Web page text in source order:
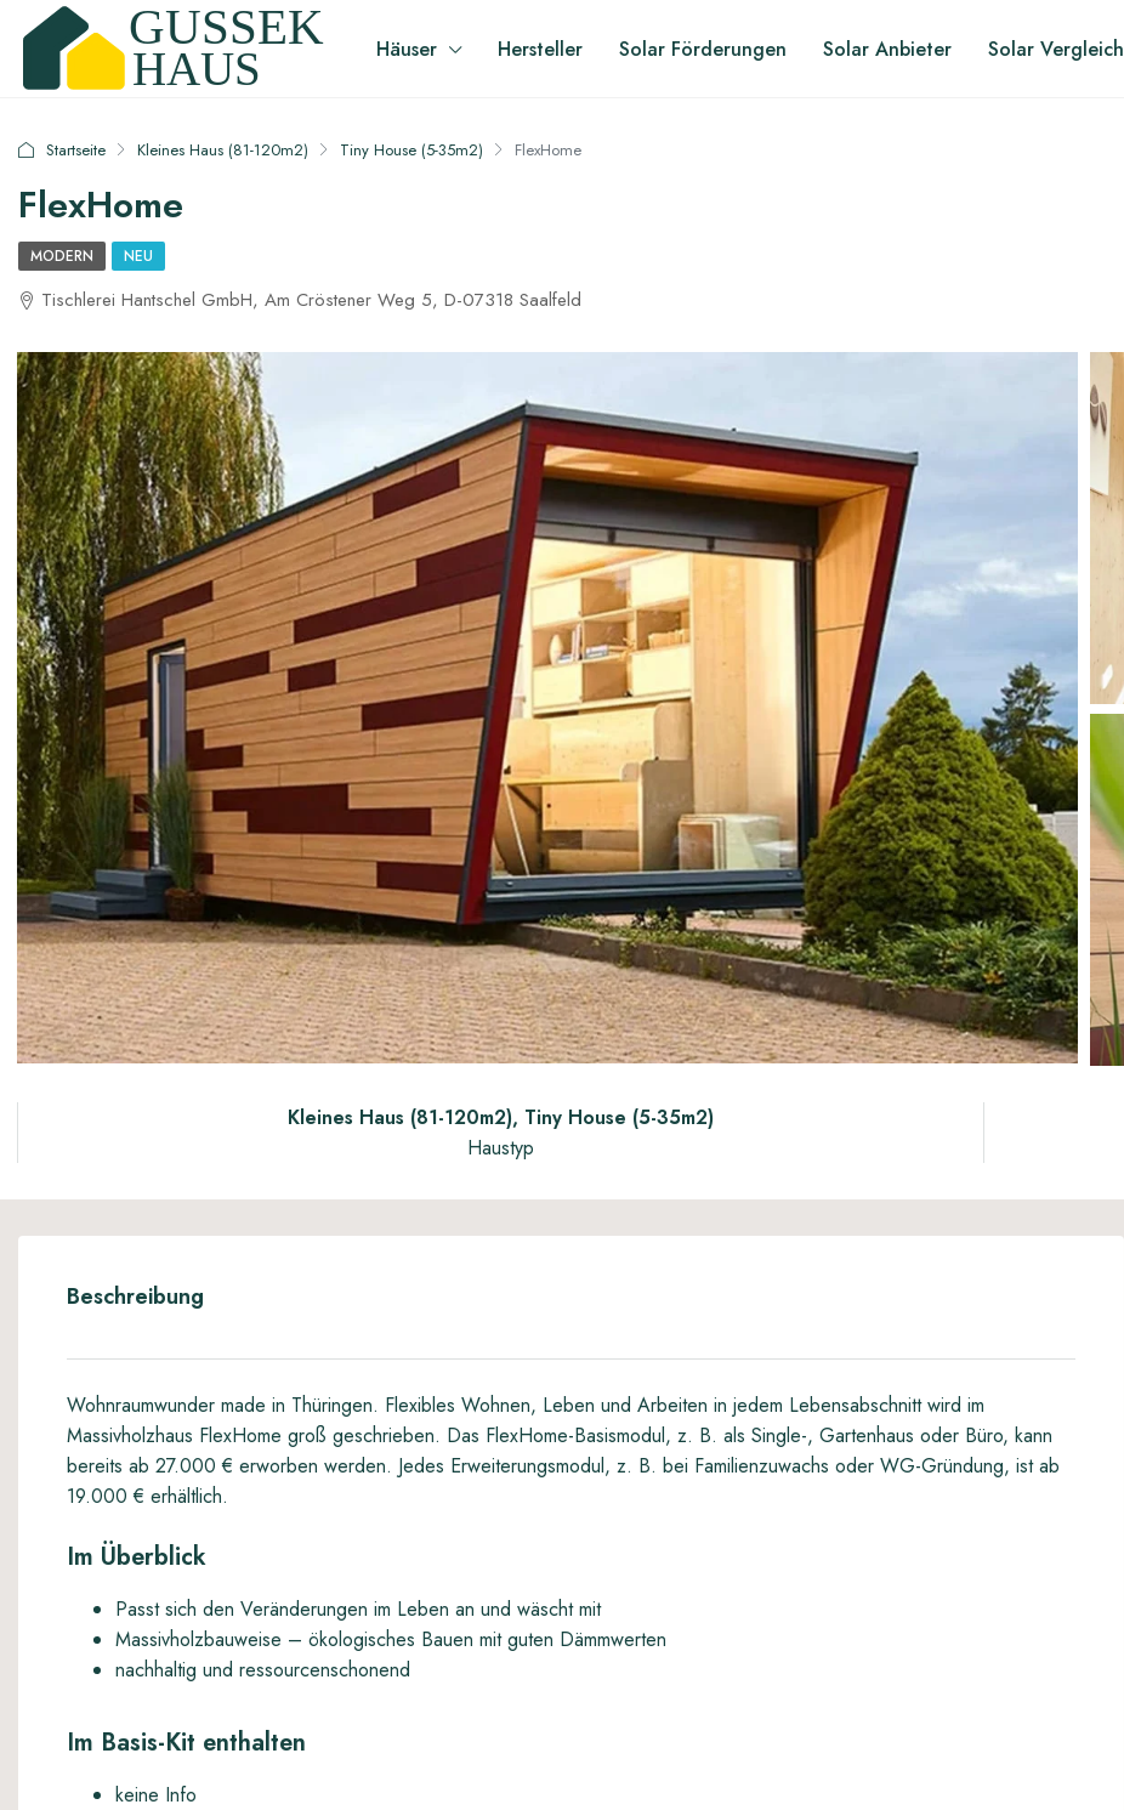
Häuser Hersteller Solar Förderungen Solar Anbieter Solar Vergleich
Startseite Kleines Haus (81-120m2) Tiny House (5-35m2) FlexHome
FlexHome
MODERN NEU
Tischlerei Hantschel GmbH, Am Cröstener Weg 5, D-07318 Saalfeld
Kleines Haus (81-120m2), Tiny House (5-35m2)
Haustyp
Beschreibung
Wohnraumwunder made in Thüringen. Flexibles Wohnen, Leben und Arbeiten in jedem Lebensabschnitt wird im
Massivholzhaus FlexHome groß geschrieben. Das FlexHome-Basismodul, z. B. als Single-, Gartenhaus oder Büro, kann
bereits ab 27.000 € erworben werden. Jedes Erweiterungsmodul, z. B. bei Familienzuwachs oder WG-Gründung, ist ab
19.000 € erhältlich.
Im Überblick
Passt sich den Veränderungen im Leben an und wäscht mit
Massivholzbauweise – ökologisches Bauen mit guten Dämmwerten
nachhaltig und ressourcenschonend
Im Basis-Kit enthalten
keine Info